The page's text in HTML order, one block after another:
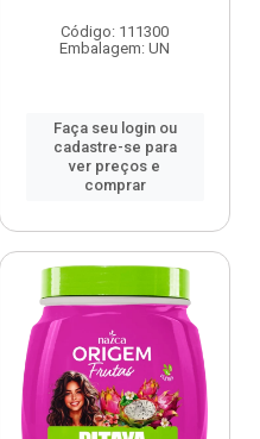
Código: 111300
Embalagem: UN
Faça seu login ou
cadastre-se para
ver preços e
comprar